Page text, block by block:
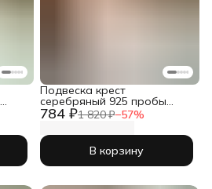
784 ₽1 820 ₽−57%
Подвеска крест
серебряный 925 пробы
православный
В корзину